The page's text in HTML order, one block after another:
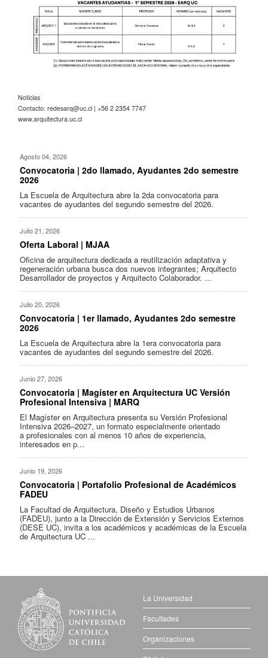
Noticias
Contacto: redesarq@uc.cl | +56 2 2354 7747
www.arquitectura.uc.cl
Agosto 04, 2026
Convocatoria | 2do llamado, Ayudantes 2do semestre
2026
La Escuela de Arquitectura abre la 2da convocatoria para
vacantes de ayudantes del segundo semestre del 2026.
Julio 21, 2026
Oferta Laboral | MJAA
Oficina de arquitectura dedicada a reutilización adaptativa y
regeneración urbana busca dos nuevos integrantes; Arquitecto
Desarrollador de proyectos y Arquitecto Colaborador. ...
Julio 20, 2026
Convocatoria | 1er llamado, Ayudantes 2do semestre
2026
La Escuela de Arquitectura abre la 1era convocatoria para
vacantes de ayudantes del segundo semestre del 2026.
Junio 27, 2026
Convocatoria | Magíster en Arquitectura UC Versión
Profesional Intensiva | MARQ
El Magíster en Arquitectura presenta su Versión Profesional
Intensiva 2026–2027, un formato especialmente orientado
a profesionales con al menos 10 años de experiencia,
interesados en p...
Junio 19, 2026
Convocatoria | Portafolio Profesional de Académicos
FADEU
La Facultad de Arquitectura, Diseño y Estudios Urbanos
(FADEU), junto a la Dirección de Extensión y Servicios Externos
(DESE UC), invita a los académicos y académicas de la Escuela
de Arquitectura UC ...
La Universidad
Facultades
Organizaciones